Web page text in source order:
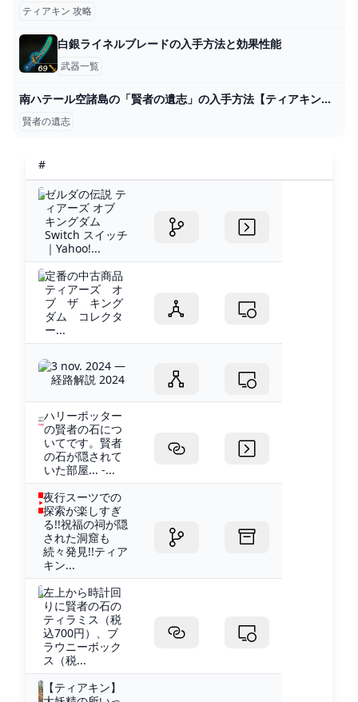
ティアキン 攻略
白銀ライネルブレードの入手方法と効果性能
武器一覧
南ハテール空諸島の「賢者の遺志」の入手方法【ティアキン攻略】 - YouTube
賢者の遺志
#
ゼルダの伝説 テ
ィアーズ オブ
キングダム
Switch スイッチ
｜Yahoo!...
定番の中古商品
ティアーズ オ
ブ ザ キング
ダム コレクタ
ー...
3 nov. 2024 —
経路解説 2024
ハリーポッター
の賢者の石につ
いてです。賢者
の石が隠されて
いた部屋... -...
夜行スーツでの
探索が楽しすぎ
る!!祝福の祠が隠
された洞窟も
続々発見!!ティア
キン...
左上から時計回
りに賢者の石の
ティラミス（税
込700円）、ブ
ラウニーボック
ス（税...
【ティアキン】